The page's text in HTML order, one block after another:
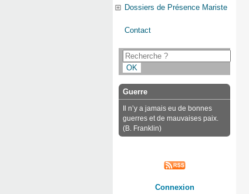
Dossiers de Présence Mariste
Contact
Guerre
Il n’y a jamais eu de bonnes
guerres et de mauvaises paix.
(B. Franklin)
Connexion